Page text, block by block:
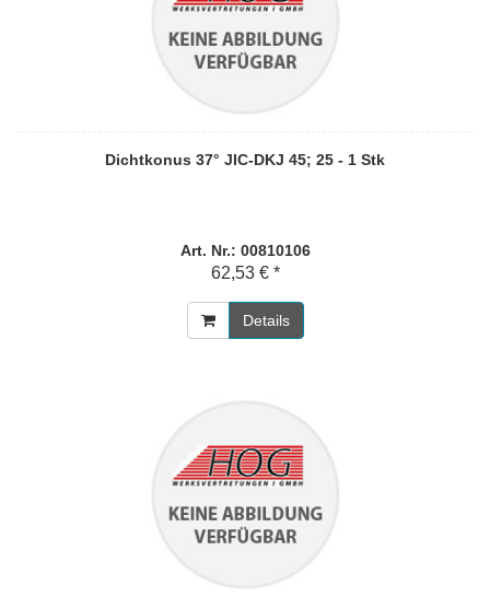
Dichtkonus 37° JIC-DKJ 45; 25 - 1 Stk
Art. Nr.: 00810106
62,53 € *
Details